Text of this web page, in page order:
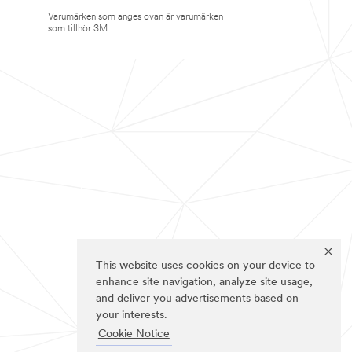
This website uses cookies on your device to
enhance site navigation, analyze site usage,
and deliver you advertisements based on
your interests.
Cookie Notice
Varumärken som anges ovan är varumärken
som tillhör 3M.